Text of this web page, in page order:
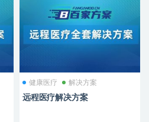
健康医疗 解决方案
远程医疗解决方案